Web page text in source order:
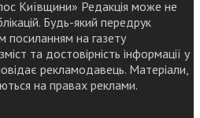
Київщини» Редакція може не
Будь-який передрук
посиланням на газету
та достовірність інформації у
рекламодавець. Матеріали,
на правах реклами.